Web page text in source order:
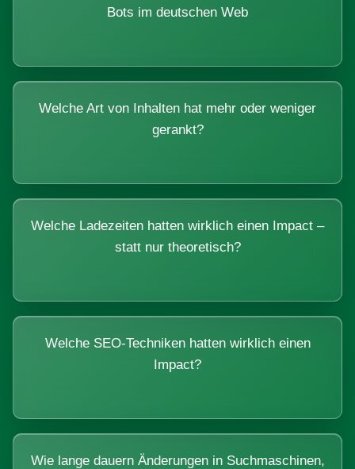
Bots im deutschen Web
Welche Art von Inhalten hat mehr oder weniger
gerankt?
Welche Ladezeiten hatten wirklich einen Impact –
statt nur theoretisch?
Welche SEO-Techniken hatten wirklich einen
Impact?
Wie lange dauern Änderungen in Suchmaschinen,